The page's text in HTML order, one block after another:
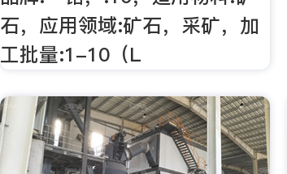
石，应用领域:矿石，采矿，加
工批量:1-10（L